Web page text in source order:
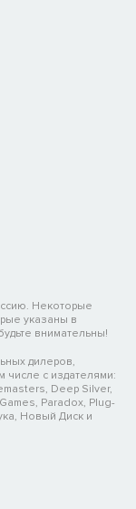
Некоторые
указаны в
внимательны!
дилеров,
числе с издателями:
Deep Silver,
Paradox, Plug-
Новый Диск и